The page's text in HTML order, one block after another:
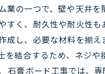
業の一つで、壁や天井
すく、耐久性や耐火性
成し、必要な材料を揃
を結合するため、ネジ
石膏ボード工事では、